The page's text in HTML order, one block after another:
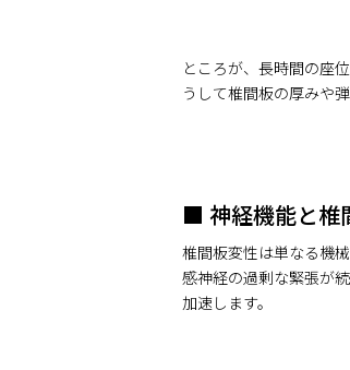
ところが、長時間の座
うして椎間板の厚みや
■ 神経機能と椎
椎間板変性は単なる機
感神経の過剰な緊張が
加速します。